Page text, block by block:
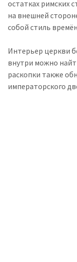
остатках римских
на внешней
собой стиль
Интерьер церкви
внутри можно
раскопки также
императорского